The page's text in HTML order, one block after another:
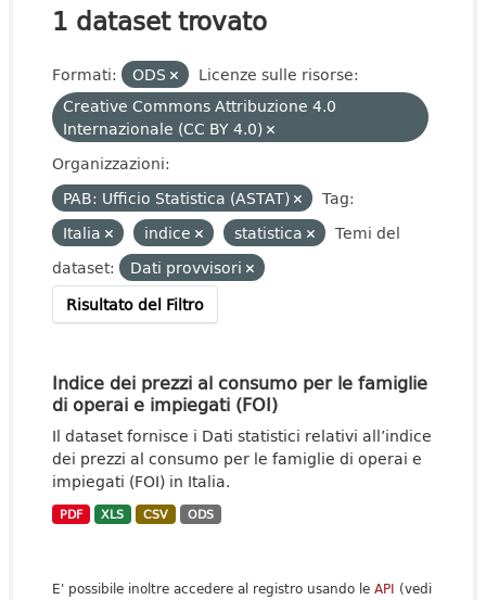
1 dataset trovato
Formati: ODS
Licenze sulle risorse:
Creative Commons Attribuzione 4.0
Internazionale (CC BY 4.0)
Organizzazioni:
PAB: Ufficio Statistica (ASTAT)
Tag:
Italia
indice statistica
Temi del
dataset:
Dati provvisori
Risultato del Filtro
Indice dei prezzi al consumo per le famiglie
di operai e impiegati (FOI)
Il dataset fornisce i Dati statistici relativi all’indice
dei prezzi al consumo per le famiglie di operai e
impiegati (FOI) in Italia.
PDF XLS CSV ODS
E' possibile inoltre accedere al registro usando le API (vedi